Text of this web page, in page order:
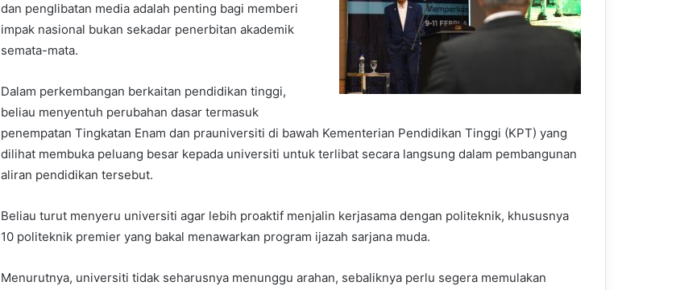
dan penglibatan media adalah penting bagi memberi
impak nasional bukan sekadar penerbitan akademik
semata-mata.
Dalam perkembangan berkaitan pendidikan tinggi,
beliau menyentuh perubahan dasar termasuk
penempatan Tingkatan Enam dan prauniversiti di bawah Kementerian Pendidikan Tinggi (KPT) yang
dilihat membuka peluang besar kepada universiti untuk terlibat secara langsung dalam pembangunan
aliran pendidikan tersebut.
Beliau turut menyeru universiti agar lebih proaktif menjalin kerjasama dengan politeknik, khususnya
10 politeknik premier yang bakal menawarkan program ijazah sarjana muda.
Menurutnya, universiti tidak seharusnya menunggu arahan, sebaliknya perlu segera memulakan